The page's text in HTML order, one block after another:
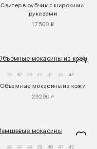
Свитер в рубчик с широкими
рукавами
17500 ₽
36 37 38 39 40 41 42
Объемные мокасины из кожи
29290 ₽
36 37 38 39 40 41 42